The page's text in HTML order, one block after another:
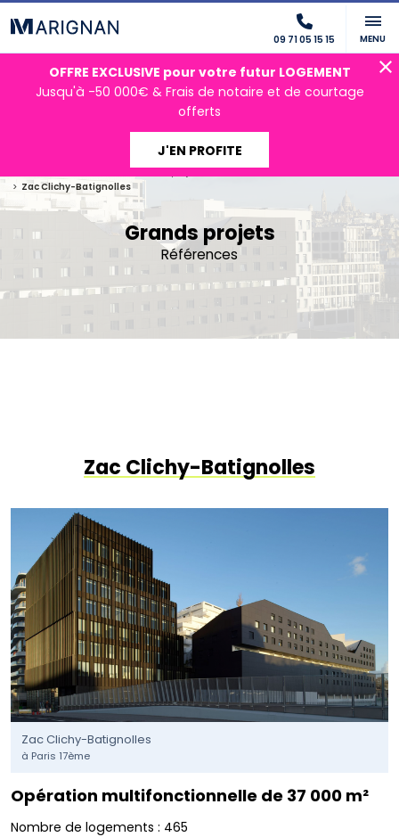
09 71 05 15 15 MENU
OFFRE EXCLUSIVE pour votre futur LOGEMENT
Jusqu'à -50 000€ & Frais de notaire et de courtage
offerts
J'EN PROFITE
Grands projets
Références
Zac Clichy-Batignolles
Grands projets
Références
Zac Clichy-Batignolles
Zac Clichy-Batignolles
à Paris 17ème
Opération multifonctionnelle de 37 000 m²
Nombre de logements : 465